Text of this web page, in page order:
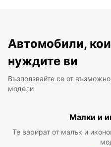
Автомобили,
нуждите ви
Възползвайте се от
модели
Малки и
Те варират от малък и